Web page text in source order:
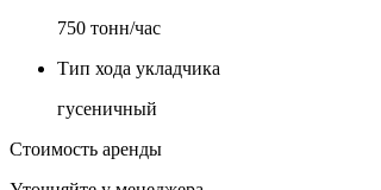
750 тонн/час
Тип хода укладчика
гусеничный
Стоимость аренды